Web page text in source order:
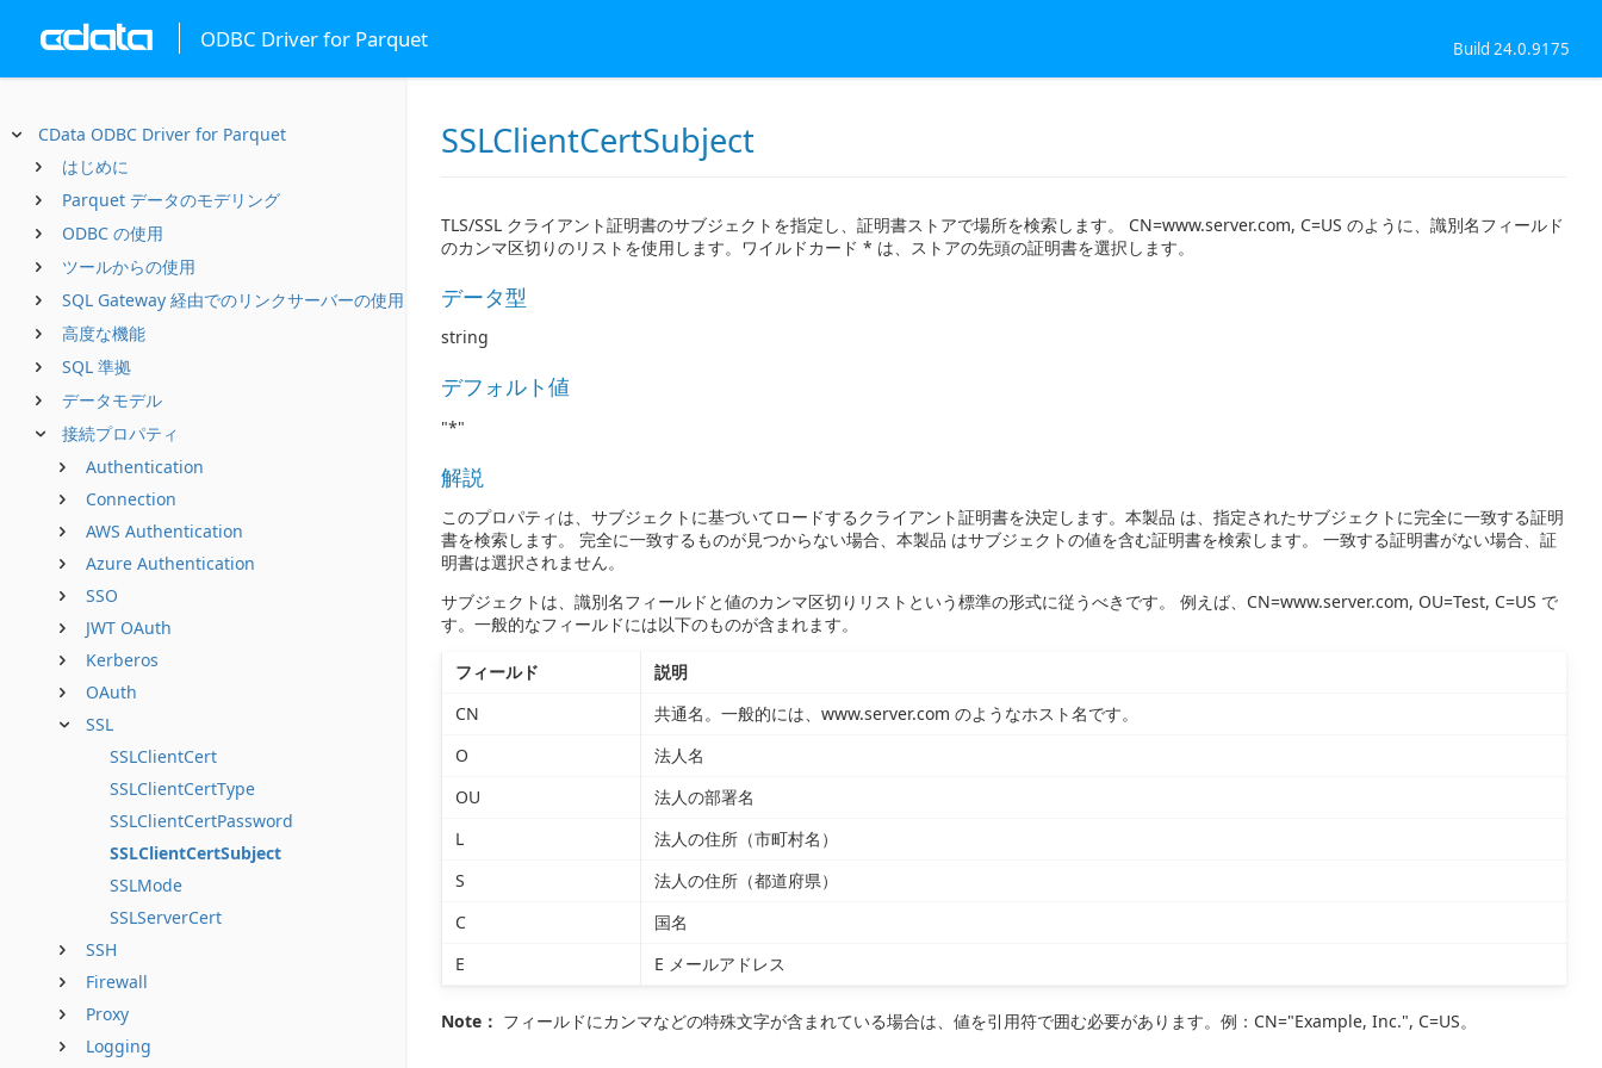
ODBC Driver for Parquet Build 24.0.9175
CData ODBC Driver for Parquet
はじめに
Parquet データのモデリング
ODBC の使用
ツールからの使用
SQL Gateway 経由でのリンクサーバーの使用
高度な機能
SQL 準拠
データモデル
接続プロパティ
Authentication
Connection
AWS Authentication
Azure Authentication
SSO
JWT OAuth
Kerberos
OAuth
SSL
SSLClientCert
SSLClientCertType
SSLClientCertPassword
SSLClientCertSubject
SSLMode
SSLServerCert
SSH
Firewall
Proxy
Logging
SSLClientCertSubject
TLS/SSL クライアント証明書のサブジェクトを指定し、証明書ストアで場所を検索します。 CN=www.server.com, C=US のように、識別名フィールド
のカンマ区切りのリストを使用します。ワイルドカード * は、ストアの先頭の証明書を選択します。
データ型
string
デフォルト値
"*"
解説
このプロパティは、サブジェクトに基づいてロードするクライアント証明書を決定します。本製品 は、指定されたサブジェクトに完全に一致する証明
書を検索します。 完全に一致するものが見つからない場合、本製品 はサブジェクトの値を含む証明書を検索します。 一致する証明書がない場合、証
明書は選択されません。
サブジェクトは、識別名フィールドと値のカンマ区切りリストという標準の形式に従うべきです。 例えば、CN=www.server.com, OU=Test, C=US で
す。一般的なフィールドには以下のものが含まれます。
フィールド
説明
CN
共通名。一般的には、www.server.com のようなホスト名です。
O
法人名
OU
法人の部署名
L
法人の住所（市町村名）
S
法人の住所（都道府県）
C
国名
E
E メールアドレス
Note： フィールドにカンマなどの特殊文字が含まれている場合は、値を引用符で囲む必要があります。例：CN="Example, Inc.", C=US。